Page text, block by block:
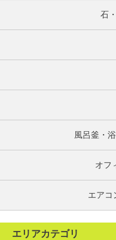
石
風呂釜・
オフ
エアコ
エリアカテゴリ